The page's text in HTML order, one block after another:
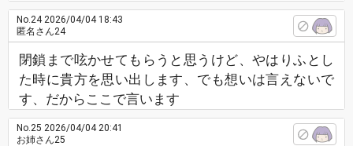
No.242026/04/04 18:43
匿名さん24
閉鎖まで呟かせてもらうと思うけど、やはりふとし
た時に貴方を思い出します、でも想いは言えないで
す、だからここで言います
No.25 2026/04/04 20:41
お姉さん25